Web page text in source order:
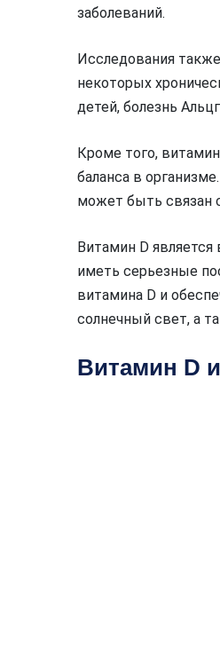
заболеваний.
Исследования
некоторых
детей, болезнь
Кроме того,
баланса в
может быть связан
Витамин D
иметь серьезные
витамина D и
солнечный свет, а
Витамин D